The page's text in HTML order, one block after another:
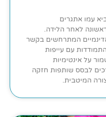
עמו אתגרים
לאחר הלידה.
המתרחשים בקשר
עם עייפות
על אינטימיות
לבסס שותפות חזקה
המיטבית.